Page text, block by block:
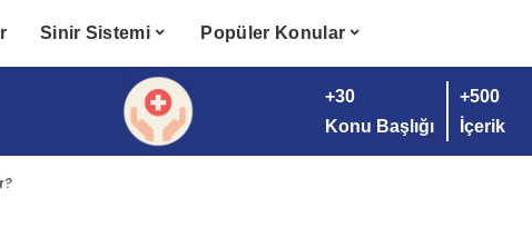
Sinir Sistemi Popüler Konular
+30
Konu Başlığı
+500
İçerik